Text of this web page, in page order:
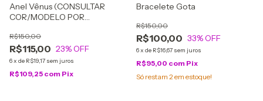
Anel Vênus (CONSULTAR
COR/MODELO POR
R$115,00
R$150,00
23% OFF
6x de R$19,17 sem juros
R$109,25 com Pix
Bracelete Gota
R$100,00
R$150,00
33% OFF
6x de R$16,67 sem juros
R$95,00 com Pix
Só restam 2 em estoque!